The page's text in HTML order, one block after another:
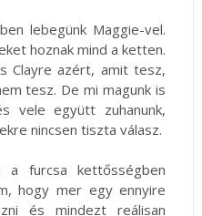
lebegünk Maggie-vel.
hoznak mind a ketten.
Clayre azért, amit tesz,
tesz. De mi magunk is
vele együtt zuhanunk,
nincsen tiszta válasz.
furcsa kettősségben
hogy mer egy ennyire
és mindezt reálisan